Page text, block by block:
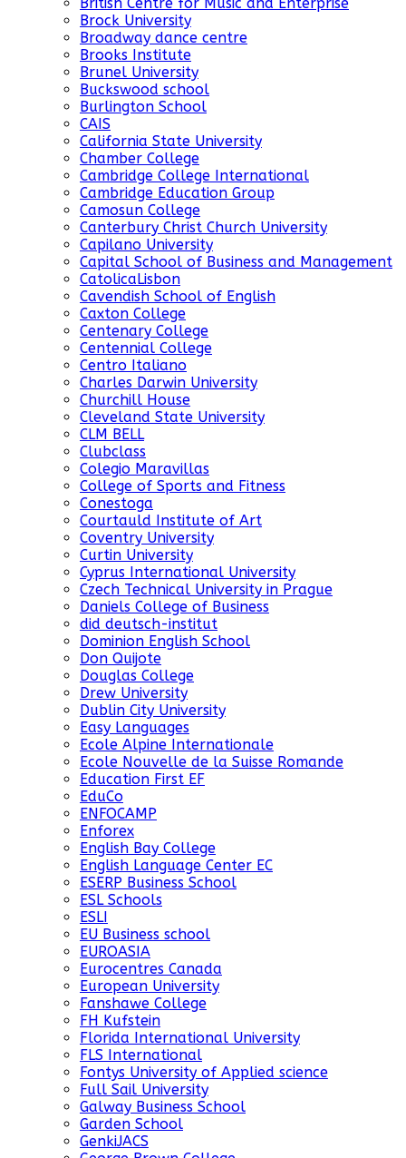
British Centre for Music and Enterprise
Brock University
Broadway dance centre
Brooks Institute
Brunel University
Buckswood school
Burlington School
CAIS
California State University
Chamber College
Cambridge College International
Cambridge Education Group
Camosun College
Canterbury Christ Church University
Capilano University
Capital School of Business and Management
CatolicaLisbon
Cavendish School of English
Caxton College
Centenary College
Centennial College
Centro Italiano
Charles Darwin University
Churchill House
Cleveland State University
CLM BELL
Clubclass
Colegio Maravillas
College of Sports and Fitness
Conestoga
Courtauld Institute of Art
Coventry University
Curtin University
Cyprus International University
Czech Technical University in Prague
Daniels College of Business
did deutsch-institut
Dominion English School
Don Quijote
Douglas College
Drew University
Dublin City University
Easy Languages
Ecole Alpine Internationale
Ecole Nouvelle de la Suisse Romande
Education First EF
EduCo
ENFOCAMP
Enforex
English Bay College
English Language Center EC
ESERP Business School
ESL Schools
ESLI
EU Business school
EUROASIA
Eurocentres Canada
European University
Fanshawe College
FH Kufstein
Florida International University
FLS International
Fontys University of Applied science
Full Sail University
Galway Business School
Garden School
GenkiJACS